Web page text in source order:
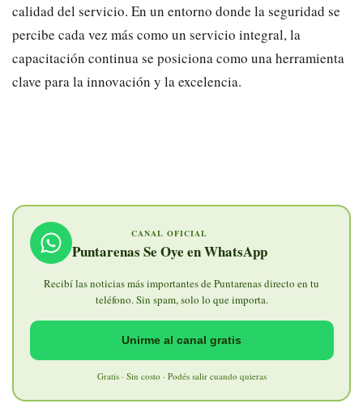
calidad del servicio. En un entorno donde la seguridad se
percibe cada vez más como un servicio integral, la
capacitación continua se posiciona como una herramienta
clave para la innovación y la excelencia.
CANAL OFICIAL
Puntarenas Se Oye en WhatsApp
Recibí las noticias más importantes de Puntarenas directo en tu
teléfono. Sin spam, solo lo que importa.
Unirme al canal gratis
Gratis · Sin costo · Podés salir cuando quieras